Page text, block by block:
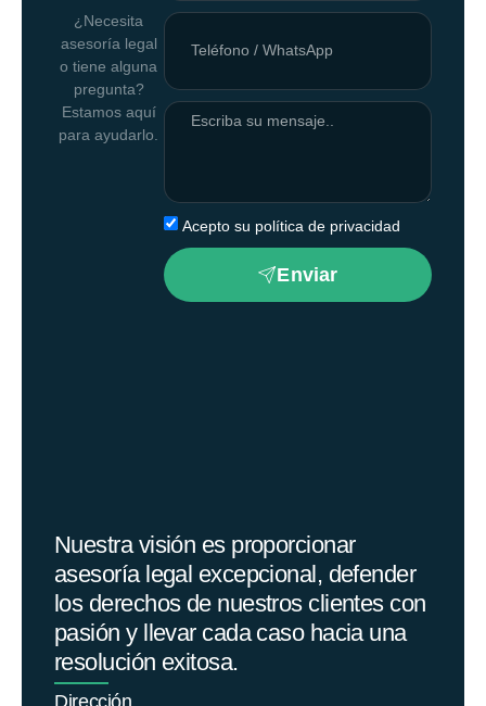
Nuestra visión es proporcionar
asesoría legal excepcional, defender
los derechos de nuestros clientes con
pasión y llevar cada caso hacia una
resolución exitosa.
Dirección
¿Necesita
asesoría legal
o tiene alguna
pregunta?
Estamos aquí
para ayudarlo.
Acepto su política de privacidad
Enviar